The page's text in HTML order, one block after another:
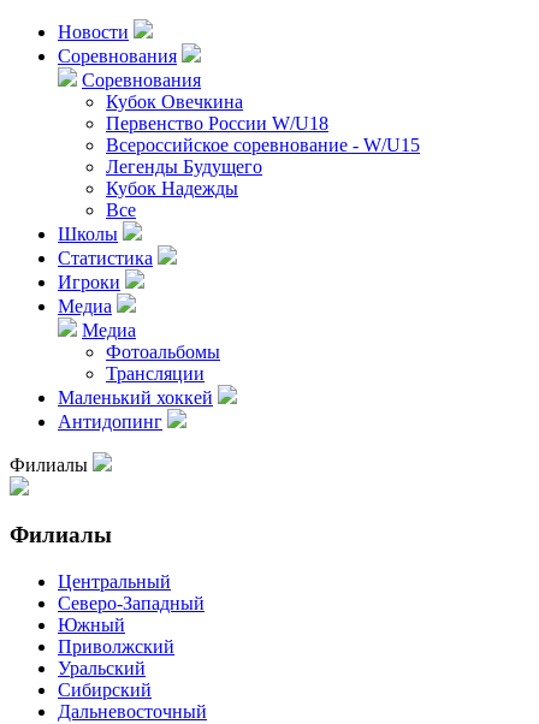
Новости
Соревнования
Соревнования
Кубок Овечкина
Первенство России W/U18
Всероссийское соревнование - W/U15
Легенды Будущего
Кубок Надежды
Все
Школы
Статистика
Игроки
Медиа
Медиа
Фотоальбомы
Трансляции
Маленький хоккей
Антидопинг
Филиалы
Филиалы
Центральный
Северо-Западный
Южный
Приволжский
Уральский
Сибирский
Дальневосточный